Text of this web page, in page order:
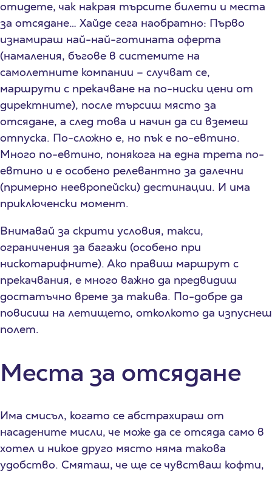
отидете, чак накрая търсите билети и места
за отсядане… Хайде сега наобратно: Първо
изнамираш най-най-готината оферта
(намаления, бъгове в системите на
самолетните компании – случват се,
маршрути с прекачване на по-ниски цени от
директните), после търсиш място за
отсядане, а след това и начин да си вземеш
отпуска. По-сложно е, но пък е по-евтино.
Много по-евтино, понякога на една трета по-
евтино и е особено релевантно за далечни
(примерно неевропейски) дестинации. И има
приключенски момент.
Внимавай за скрити условия, такси,
ограничения за багажи (особено при
нискотарифните). Ако правиш маршрут с
прекачвания, е много важно да предвидиш
достатъчно време за такива. По-добре да
повисиш на летището, отколкото да изпуснеш
полет.
Места за отсядане
Има смисъл, когато се абстрахираш от
насадените мисли, че може да се отсяда само в
хотел и никое друго място няма такова
удобство. Смяташ, че ще се чувстваш кофти,